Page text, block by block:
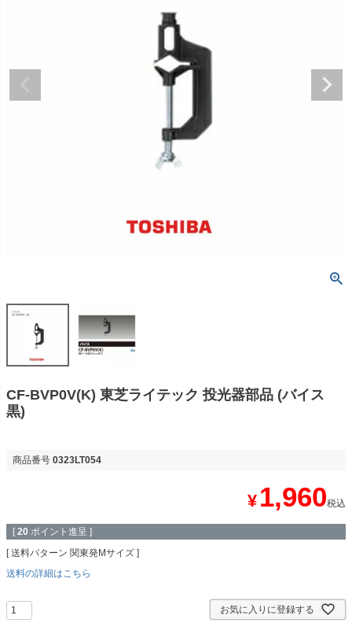
CF-BVP0V(K) 東芝ライテック 投光器部品 (バイス
黒)
商品番号 0323LT054
¥ 1,960税込
[ 20 ポイント進呈 ]
送料パターン 関東発Mサイズ
送料の詳細はこちら
お気に入りに登録する